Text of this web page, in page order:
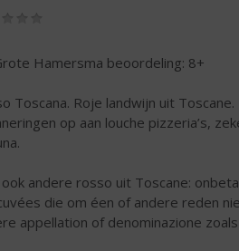
Hamersma beoordeling: 8+
Toscana. Roje landwijn uit
op aan louche pizzeria’s,
ook andere rosso uit Toscane:
die om éen of andere reden
appellation of denominazione